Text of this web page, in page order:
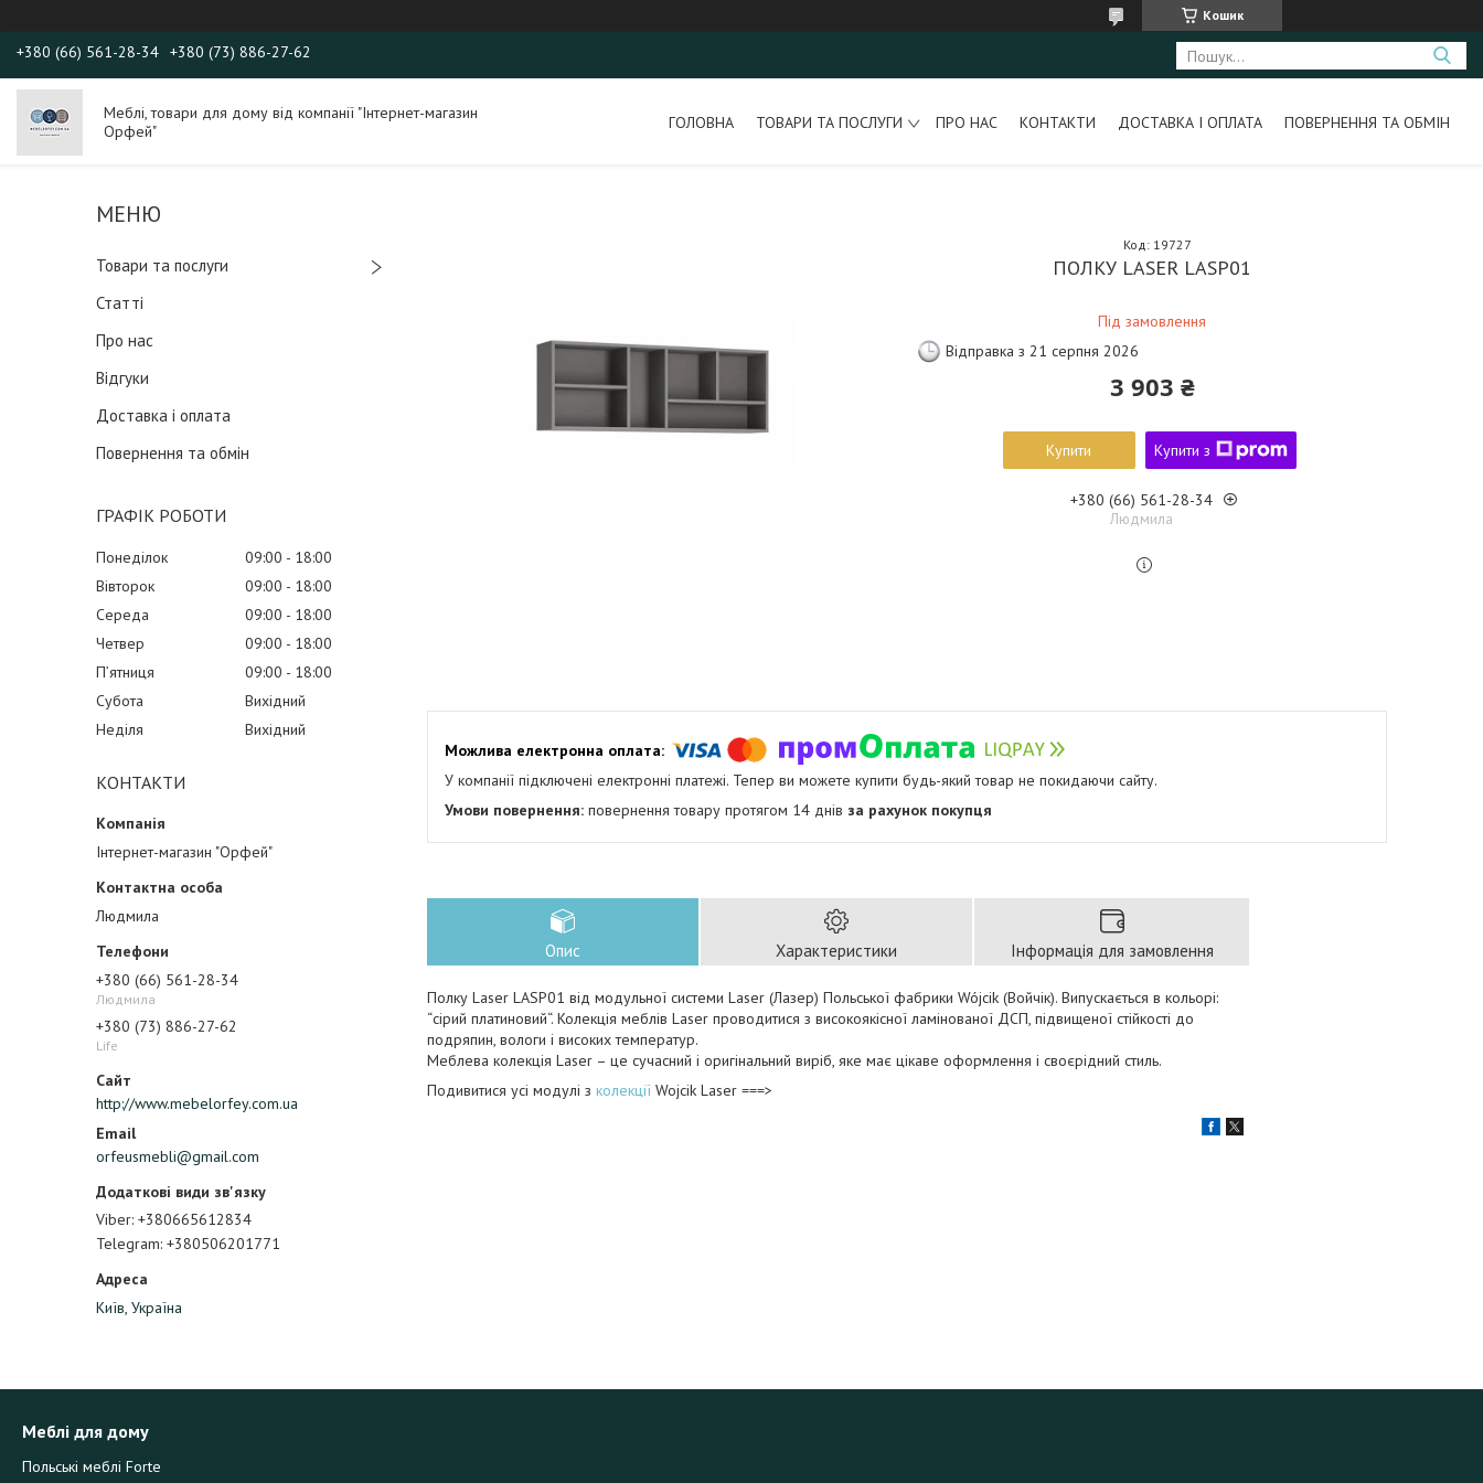
Кошик
+380 (66) 561-28-34 +380 (73) 886-27-62
Меблі, товари для дому від компанії "Інтернет-магазин
Орфей"
ГОЛОВНА ТОВАРИ ТА ПОСЛУГИ ПРО НАС КОНТАКТИ ДОСТАВКА І ОПЛАТА ПОВЕРНЕННЯ ТА ОБМІН
Товари та послуги
Статті
Про нас
Відгуки
Доставка і оплата
Повернення та обмін
ГРАФІК РОБОТИ
Понеділок 09:00
18:00
Вівторок
09:00
18:00
Середа
09:00
18:00
Четвер
09:00
18:00
Пʼятниця
09:00
18:00
Субота
Вихідний
Неділя
Вихідний
КОНТАКТИ
Інтернет-магазин "Орфей"
Людмила
+380 (66) 561-28-34
Людмила
+380 (73) 886-27-62
Life
http://www.mebelorfey.com.ua
orfeusmebli@gmail.com
Viber +380665612834
Telegram +380506201771
Київ, Україна
ПОЛКУ LASER LASP01
Під замовлення
Код: 19727
Відправка з 21 серпня 2026
3 903 ₴
Купити Купити з
+380 (66) 561-28-34
Людмила
У компанії підключені електронні платежі. Тепер ви можете купити будь-який товар не покидаючи сайту.
повернення товару протягом 14 днів за рахунок покупця
Опис Характеристики Інформація для замовлення
Полку Laser LASP01 від модульної системи Laser (Лазер) Польської фабрики Wójcik (Войчік). Випускається в кольорі:
“сірий платиновий“. Колекція меблів Laser проводитися з високоякісної ламінованої ДСП, підвищеної стійкості до
подряпин, вологи і високих температур.
Меблева колекція Laser – це сучасний і оригінальний виріб, яке має цікаве оформлення і своєрідний стиль.
Подивитися усі модулі з колекції Wojcik Laser ===>
Меблі для дому
Польські меблі Forte